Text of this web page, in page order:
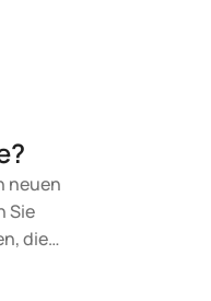
neuen
Sie
die
vorerst